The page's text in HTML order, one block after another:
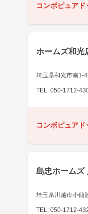
コンボピュア
ホームズ和光
埼玉県和光市南1-
TEL: 050-1712-
コンボピュア
島忠ホームズ
埼玉県川越市小仙
TEL: 050-1712-